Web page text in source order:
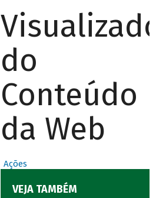
Visualizador
do
Conteúdo
da Web
Ações
VEJA TAMBÉM